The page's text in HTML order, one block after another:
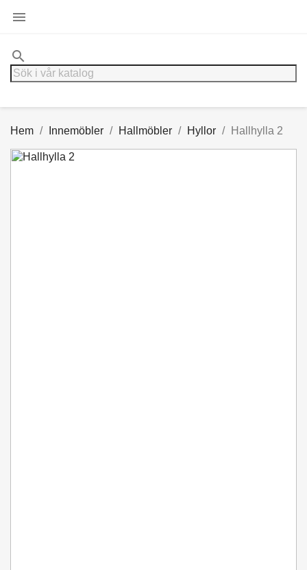

search
Hem Innemöbler Hallmöbler Hyllor Hallhylla 2